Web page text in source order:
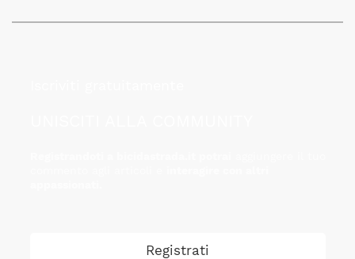
Registrati